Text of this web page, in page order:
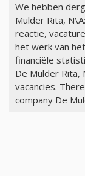
We hebben
Mulder Rita,
reactie,
het werk van
financiële
De Mulder Rita,
vacancies.
company De